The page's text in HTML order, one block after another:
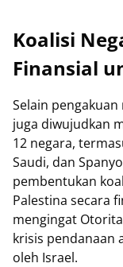
Koalisi
Finansial
Selain
juga diwujudkan
12 negara,
Saudi, dan
pembentukan
Palestina secara
mengingat
krisis pendanaan
oleh Israel.